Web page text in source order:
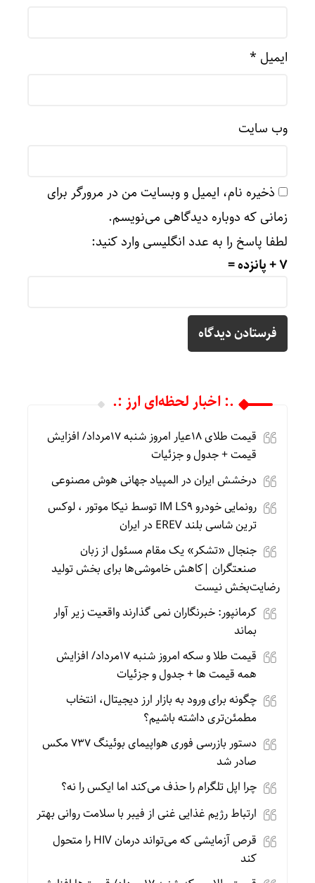
ایمیل *
وب‌ سایت
ذخیره نام، ایمیل و وبسایت من در مرورگر برای
زمانی که دوباره دیدگاهی می‌نویسم.
لطفا پاسخ را به عدد انگلیسی وارد کنید:
7 + پانزده =
.: اخبار لحظه‌ای ارز :.
قیمت طلای 18عیار امروز شنبه 17مرداد/ افزایش
قیمت + جدول و جزئیات
درخشش ایران در المپیاد جهانی هوش مصنوعی
رونمایی خودرو IM LS9 توسط نیکا موتور ، لوکس
ترین شاسی بلند EREV در ایران
جنجال «تشکر» یک مقام مسئول از زبان
صنعتگران |کاهش خاموشی‌ها برای بخش تولید
رضایت‌بخش نیست
کرمانپور: خبرنگاران نمی گذارند واقعیت زیر آوار
بماند
قیمت طلا و سکه امروز شنبه 17مرداد/ افزایش
همه قیمت ها + جدول و جزئیات
چگونه برای ورود به بازار ارز دیجیتال، انتخاب
مطمئن‌تری داشته باشیم؟
دستور بازرسی فوری هواپیمای بوئینگ ۷۳۷ مکس
صادر شد
چرا اپل تلگرام را حذف می‌کند اما ایکس را نه؟
ارتباط رژیم غذایی غنی از فیبر با سلامت روانی بهتر
قرص آزمایشی که می‌تواند درمان HIV را متحول
کند